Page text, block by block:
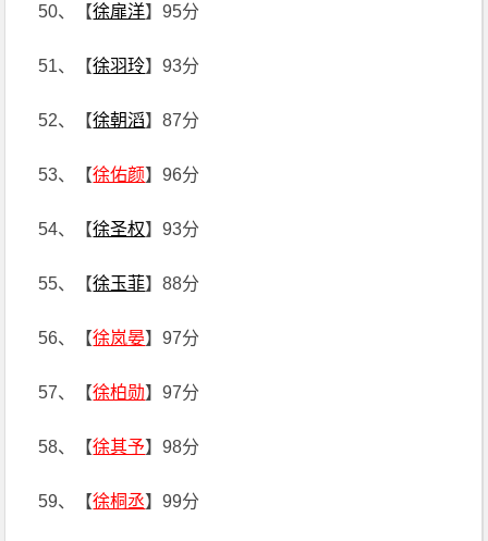
50、【徐扉洋】95分
51、【徐羽玲】93分
52、【徐朝滔】87分
53、【徐佑颜】96分
54、【徐圣权】93分
55、【徐玉菲】88分
56、【徐岚晏】97分
57、【徐柏勋】97分
58、【徐其予】98分
59、【徐桐丞】99分